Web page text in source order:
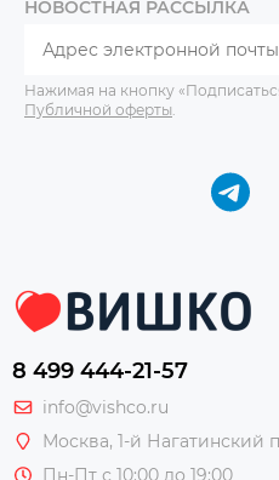
НОВОСТНАЯ РАССЫЛКА
Нажимая на кнопку
Публичной оферты
8 499 444-21-57
info@vishco.ru
Москва, 1-й Нагатинский
Пн-Пт с 10:00 до 19:00